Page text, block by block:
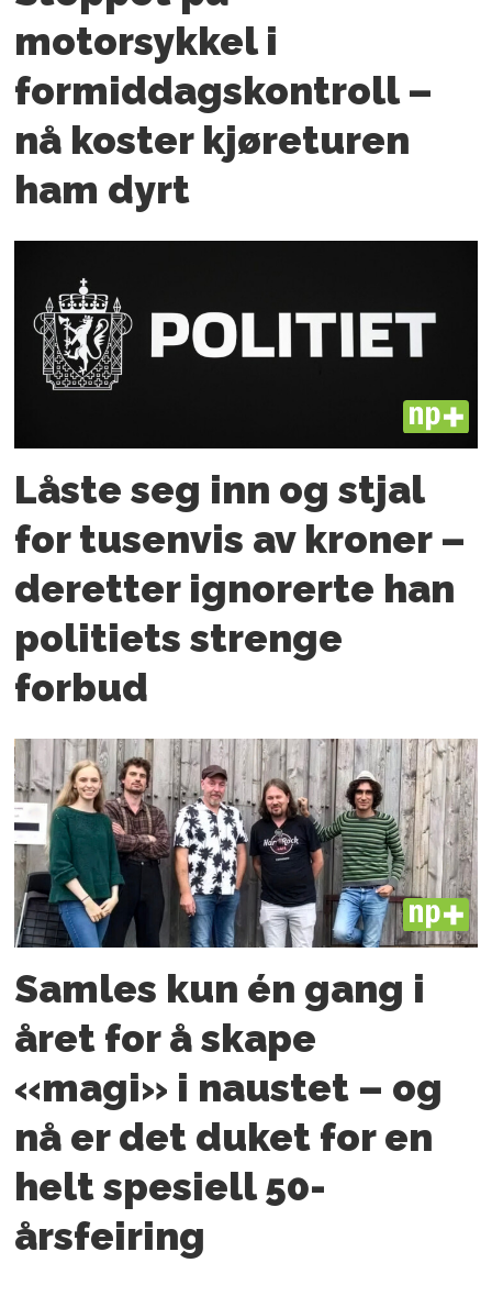
motorsykkel i
formiddagskontroll –
nå koster kjøreturen
ham dyrt
PLUS
Låste seg inn og stjal
for tusenvis av kroner –
deretter ignorerte han
politiets strenge
forbud
PLUS
Samles kun én gang i
året for å skape
«magi» i naustet – og
nå er det duket for en
helt spesiell 50-
årsfeiring